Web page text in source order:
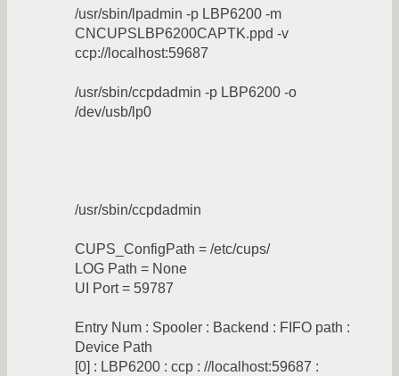
/usr/sbin/lpadmin -p LBP6200 -m
CNCUPSLBP6200CAPTK.ppd -v
ccp://localhost:59687
/usr/sbin/ccpdadmin -p LBP6200 -o
/dev/usb/lp0
/usr/sbin/ccpdadmin
CUPS_ConfigPath = /etc/cups/
LOG Path = None
UI Port = 59787
Entry Num : Spooler : Backend : FIFO path :
Device Path
[0] : LBP6200 : ccp : //localhost:59687 :